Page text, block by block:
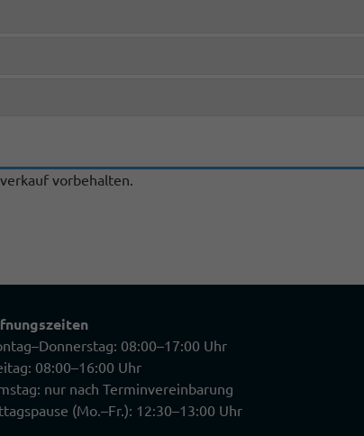
vorbehalten.
08:00–17:00 Uhr
08:00–16:00 Uhr
nur nach Terminvereinbarung
(Mo.–Fr.): 12:30–13:00 Uhr